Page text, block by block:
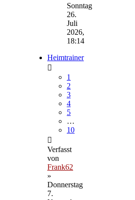
Beitrag
Sonntag
26.
Juli
2026,
18:14
Heimtrainer
1
2
3
4
5
…
10
Verfasst
von
Frank62
»
Donnerstag
7.